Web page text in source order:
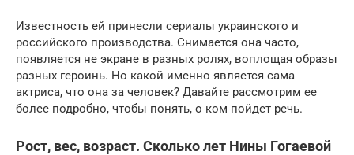
Известность ей принесли сериалы украинского и
российского производства. Снимается она часто,
появляется не экране в разных ролях, воплощая образы
разных героинь. Но какой именно является сама
актриса, что она за человек? Давайте рассмотрим ее
более подробно, чтобы понять, о ком пойдет речь.
Рост, вес, возраст. Сколько лет Нины Гогаевой